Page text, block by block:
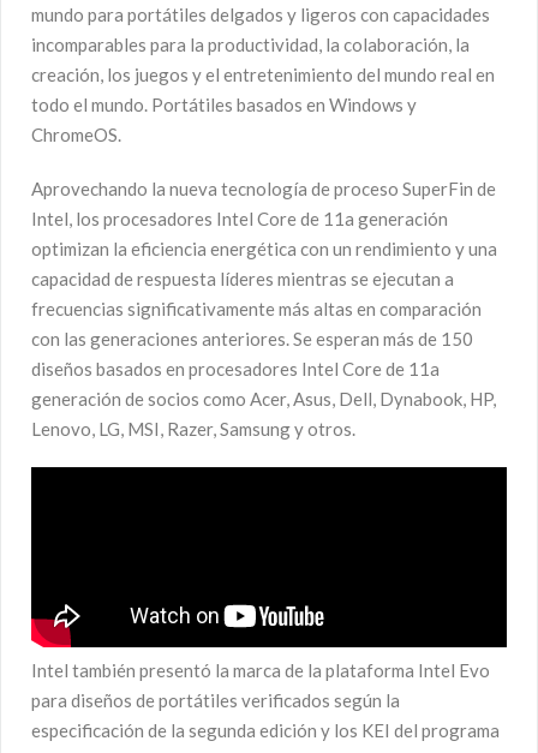
mundo para portátiles delgados y ligeros con capacidades
incomparables para la productividad, la colaboración, la
creación, los juegos y el entretenimiento del mundo real en
todo el mundo. Portátiles basados ​​en Windows y
ChromeOS.
Aprovechando la nueva tecnología de proceso SuperFin de
Intel, los procesadores Intel Core de 11a generación
optimizan la eficiencia energética con un rendimiento y una
capacidad de respuesta líderes mientras se ejecutan a
frecuencias significativamente más altas en comparación
con las generaciones anteriores. Se esperan más de 150
diseños basados ​​en procesadores Intel Core de 11a
generación de socios como Acer, Asus, Dell, Dynabook, HP,
Lenovo, LG, MSI, Razer, Samsung y otros.
Intel también presentó la marca de la plataforma Intel Evo
para diseños de portátiles verificados según la
especificación de la segunda edición y los KEI del programa